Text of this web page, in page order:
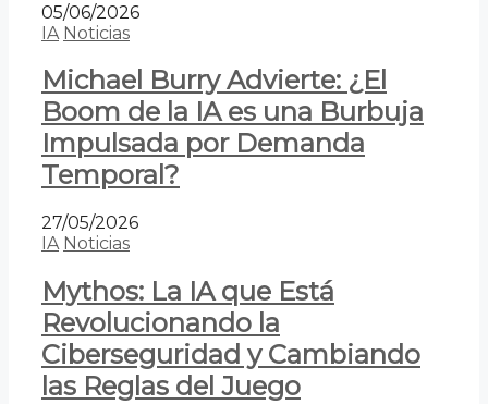
05/06/2026
IA Noticias
Michael Burry Advierte: ¿El
Boom de la IA es una Burbuja
Impulsada por Demanda
Temporal?
27/05/2026
IA Noticias
Mythos: La IA que Está
Revolucionando la
Ciberseguridad y Cambiando
las Reglas del Juego